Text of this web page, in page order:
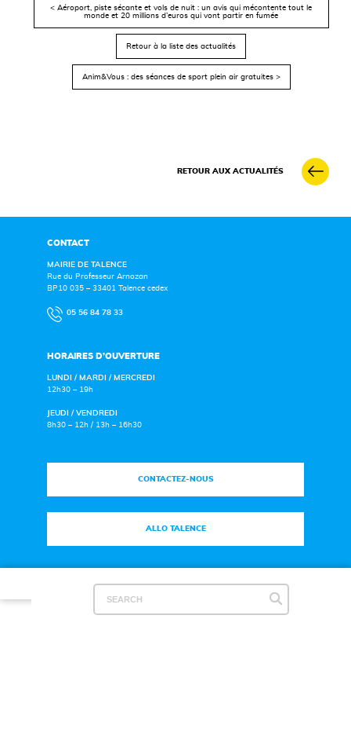
< Aéroport, piste sécante et vols de nuit : un avis qui mécontente tout le
monde et 20 millions d’euros qui vont partir en fumée
Retour à la liste des actualités
Anim&Vous : des séances de sport plein air gratuites >
RETOUR AUX ACTUALITÉS
CONTACT
MAIRIE DE TALENCE
Rue du Professeur Arnozan
BP10 035 – 33401 Talence cedex
05 56 84 78 33
HORAIRES D’OUVERTURE
LUNDI / MARDI / MERCREDI
12h30 – 19h
JEUDI / VENDREDI
8h30 – 12h / 13h – 16h30
CONTACTEZ-NOUS
ALLO TALENCE
Plan du site|Mentions légales|Espace Presse